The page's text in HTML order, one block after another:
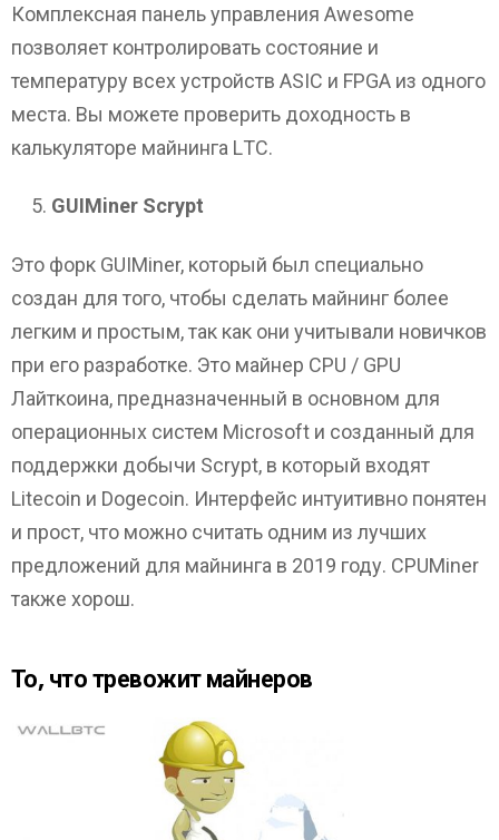
Комплексная панель управления Awesome
позволяет контролировать состояние и
температуру всех устройств ASIC и FPGA из одного
места. Вы можете проверить доходность в
калькуляторе майнинга LТС.
GUIMiner Scrypt
Это форк GUIMiner, который был специально
создан для того, чтобы сделать майнинг более
легким и простым, так как они учитывали новичков
при его разработке. Это майнер CPU / GPU
Лайткоина, предназначенный в основном для
операционных систем Microsoft и созданный для
поддержки добычи Scrypt, в который входят
Litecoin и Dogecoin. Интерфейс интуитивно понятен
и прост, что можно считать одним из лучших
предложений для майнинга в 2019 году. CPUMiner
также хорош.
То, что тревожит майнеров